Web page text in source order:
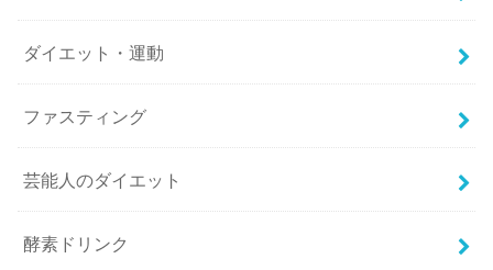
ダイエット・運動
ファスティング
芸能人のダイエット
酵素ドリンク